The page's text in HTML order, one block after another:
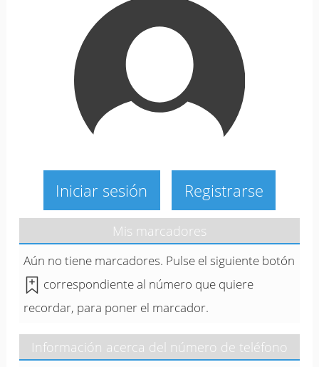
Iniciar sesión Registrarse
Mis marcadores
Aún no tiene marcadores. Pulse el siguiente botón
correspondiente al número que quiere
recordar, para poner el marcador.
Información acerca del número de teléfono